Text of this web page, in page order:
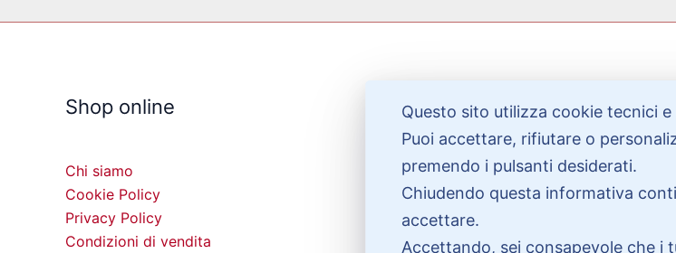
Shop online
Chi siamo
Cookie Policy
Privacy Policy
Condizioni di vendita
Bisogno di aiuto?
Contattaci
Garanzie
Questo sito utilizza cookie tecnici
Puoi accettare, rifiutare o
premendo i pulsanti desiderati.
Chiudendo questa informativa
accettare.
Accettando, sei consapevole che i